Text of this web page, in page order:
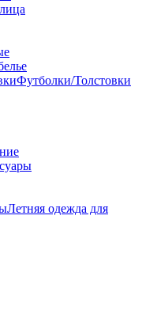
Футболки/Толстовки
Летняя одежда для